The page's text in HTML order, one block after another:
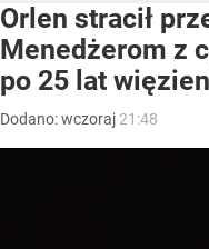
Orlen stracił
Menedżerom z
po 25 lat
Dodano:wczoraj 21:48